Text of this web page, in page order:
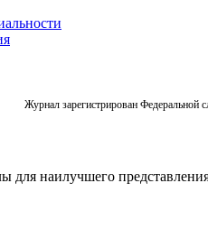
Журнал зарегистрирован
наилучшего